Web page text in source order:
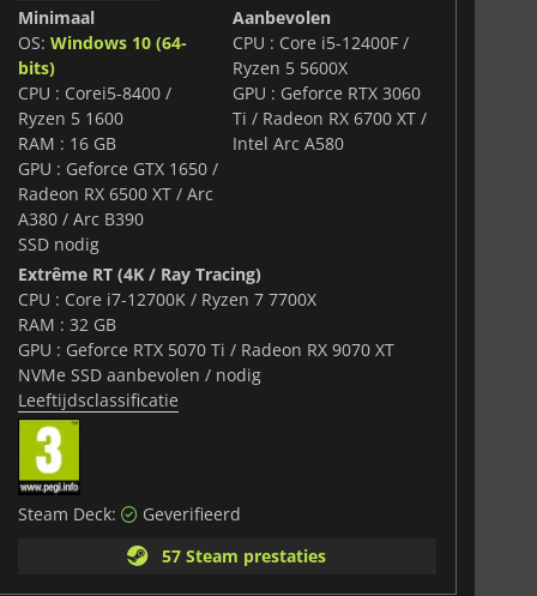
Horizon 6uitgebreide lifestyle-functies. Pas garages
landgoed en creëer ruimtes die jouw auto-
dienen als creatieve showcases en sociale
en rivalen.
in de open wereld. Werk samen met vrienden in
evenementen of stort je in de favoriete speltypen van
die zijn ontworpen voor intense head-to-head races.
stellen spelers in staat om zelf evenementen te
de wereldwijde community, waardoor het festival fris
alle spelers te verwelkomen en bevat robuuste
zodat iedereen de spanning van de open weg kan
racer bent of een nieuwkomer in de serie, het
Minimaal
OS: Windows 10 (64-
bits)
CPU : Corei5-8400 /
Ryzen 5 1600
RAM : 16 GB
GPU : Geforce GTX 1650 /
Radeon RX 6500 XT / Arc
A380 / Arc B390
SSD nodig
Aanbevolen
CPU : Core i5-12400F /
Ryzen 5 5600X
GPU : Geforce RTX 3060
Ti / Radeon RX 6700 XT /
Intel Arc A580
Extrême RT (4K / Ray Tracing)
CPU : Core i7-12700K / Ryzen 7 7700X
RAM : 32 GB
GPU : Geforce RTX 5070 Ti / Radeon RX 9070 XT
NVMe SSD aanbevolen / nodig
Leeftijdsclassificatie
Steam Deck:
Geverifieerd
57 Steam prestaties